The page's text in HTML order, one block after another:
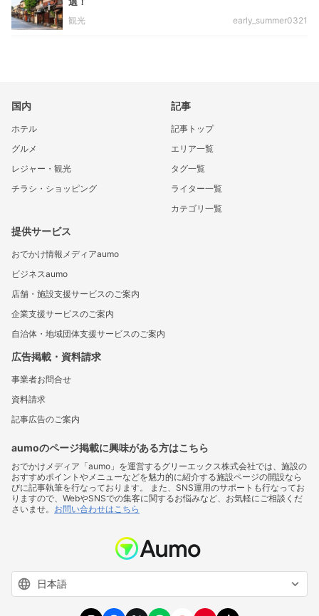
観光
early_summer0321
国内
ホテル
グルメ
レジャー・観光
チラシ・ショッピング
記事
記事トップ
エリア一覧
タグ一覧
ライター一覧
カテゴリ一覧
提供サービス
おでかけ情報メディアaumo
ビジネスaumo
店舗・施設支援サービスのご案内
企業支援サービスのご案内
自治体・地域団体支援サービスのご案内
広告掲載・資料請求
事業者お問合せ
資料請求
記事広告のご案内
aumoのページ掲載に興味がある方はこちら
おでかけメディア「aumo」を運営するグリーエックス株式会社では、施設の
おすすめポイントやメニューなどを魅力的に紹介する施設ページの開設なら
びに記事執筆を行なっております。 また、SNS運用のサポートも行なってお
りますので、WebやSNSでの集客に関するお悩みなど、お気軽にご相談くだ
さいませ。 お問い合わせはこちら